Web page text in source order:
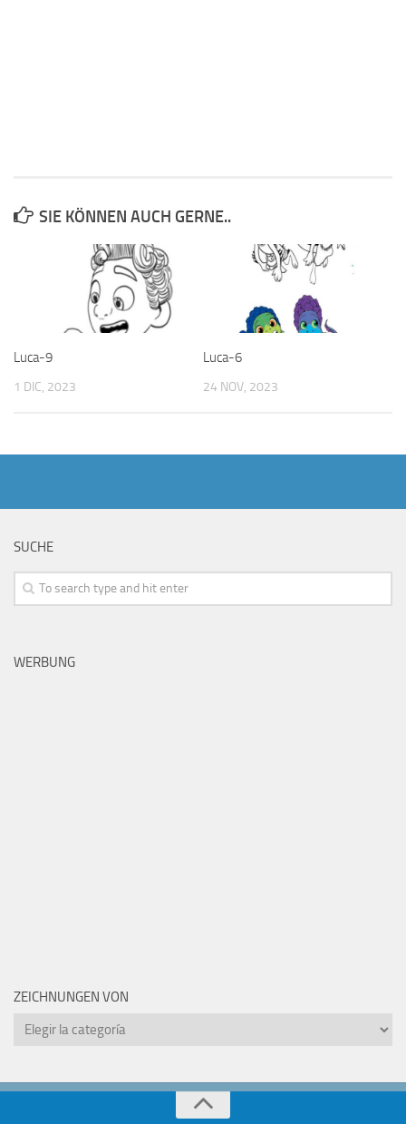
SIE KÖNNEN AUCH GERNE..
Luca-9
1 DIC, 2023
Luca-6
24 NOV, 2023
SUCHE
WERBUNG
ZEICHNUNGEN VON
Zeichnungen